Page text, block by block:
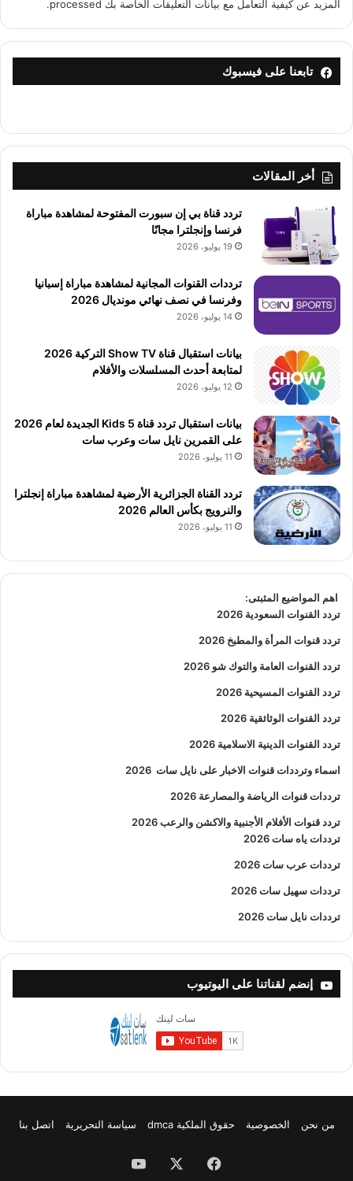
المزيد عن كيفية التعامل مع بيانات التعليقات الخاصة بك processed
.
تابعنا على فيسبوك
أخر المقالات
تردد قناة بي إن سبورت المفتوحة لمشاهدة مباراة
فرنسا وإنجلترا مجانًا
19 يوليو، 2026
ترددات القنوات المجانية لمشاهدة مباراة إسبانيا
وفرنسا في نصف نهائي مونديال 2026
14 يوليو، 2026
بيانات استقبال قناة Show TV التركية 2026
لمتابعة أحدث المسلسلات والأفلام
12 يوليو، 2026
بيانات استقبال تردد قناة 5 Kids الجديدة لعام 2026
على القمرين نايل سات وعرب سات
11 يوليو، 2026
تردد القناة الجزائرية الأرضية لمشاهدة مباراة إنجلترا
والنرويج بكأس العالم 2026
11 يوليو، 2026
اهم المواضيع المثبتى:
تردد القنوات السعودية 2026
تردد قنوات المرأة والمطبخ 2026
تردد القنوات العامة والتوك شو 2026
تردد القنوات المسيحية 2026
تردد القنوات الوثائقية 2026
تردد القنوات الدينية الاسلامية 2026
اسماء وترددات قنوات الاخبار على نايل سات 2026
ترددات قنوات الرياضة والمصارعة 2026
تردد قنوات الأفلام الأجنبية والاكشن والرعب2026
ترددات ياه سات 2026
ترددات عرب سات 2026
ترددات سهيل سات 2026
ترددات نايل سات 2026
إنضم لقناتنا على اليوتيوب
من نحن الخصوصية حقوق الملكية dmca سياسة التحريرية اتصل بنا
فيسبوك